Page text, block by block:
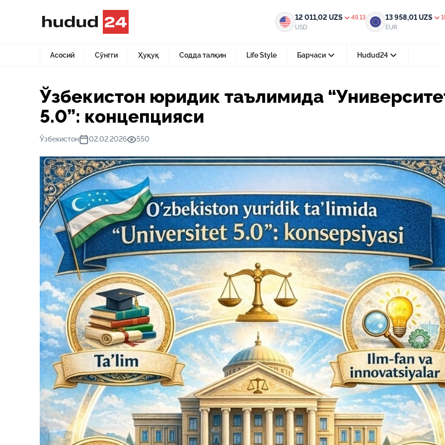
12 011,02 UZS
49,13
USD
13 958,01UZS
EUR
Асосий Сўнгги Ҳуқуқ Содда талқин Life Style Барчаси Hudud24
05-август 2026, 04:36
Электрон обуна: ҳуқуқий
тез ва қулай йўл
15-июл 2026, 05:11
Ҳуқуқий билимларни
форматда ўрганиш имконияти
29-июн 2026, 10:29
Халқ билан очиқ мулоқот —
манфаатларига хизмат қилувчи
давлат бошқарувининг муҳим
25-июн 2026, 11:04
Электрон обуна: ҳуқуқий
тез ва қулай йўл
23-июн 2026, 10:05
Хусусий боғчада 5 ой ишлаб
чиқиш мумкинми?
Янгиликлар Ўзбекистон юридик таълимида “Университет 5.0”: концепцияси
Ўзбекистон юридик таълимида
5.0”: концепцияси
Ўзбекистон 02.02.2026 550